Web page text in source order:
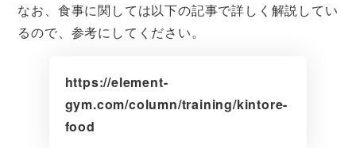
なお、食事に関しては以下の記事で詳しく解説してい
るので、参考にしてください。
https://element-
gym.com/column/training/kintore-
food